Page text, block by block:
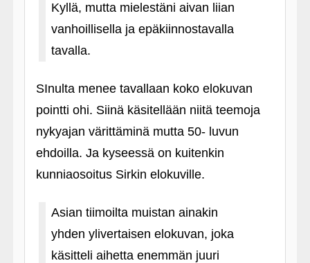
Kyllä, mutta mielestäni aivan liian
vanhoillisella ja epäkiinnostavalla
tavalla.
SInulta menee tavallaan koko elokuvan
pointti ohi. Siinä käsitellään niitä teemoja
nykyajan värittäminä mutta 50- luvun
ehdoilla. Ja kyseessä on kuitenkin
kunniaosoitus Sirkin elokuville.
Asian tiimoilta muistan ainakin
yhden ylivertaisen elokuvan, joka
käsitteli aihetta enemmän juuri